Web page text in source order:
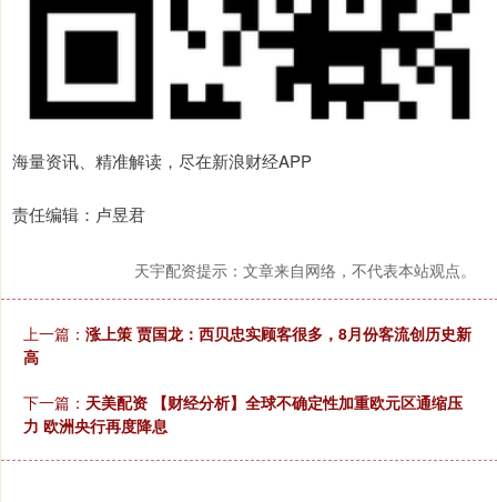
海量资讯、精准解读，尽在新浪财经APP
责任编辑：卢昱君
天宇配资提示：文章来自网络，不代表本站观点。
上一篇： 涨上策 贾国龙：西贝忠实顾客很多，8月份客流创历史新
高
下一篇： 天美配资 【财经分析】全球不确定性加重欧元区通缩压
力 欧洲央行再度降息